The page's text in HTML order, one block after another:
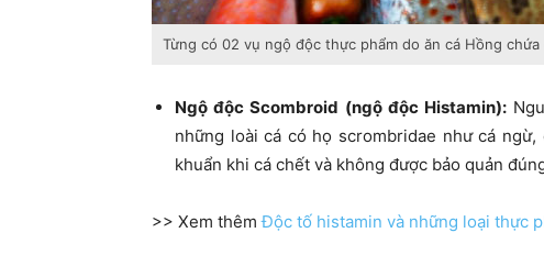
Từng có 02 vụ ngộ độc thực phẩm do ăn cá Hồng
Ngộ độc Scombroid (ngộ độc Histamin):
những loài cá có họ scrombridae như cá
khuẩn khi cá chết và không được bảo quản
>> Xem thêmĐộc tố histamin và những loại thực